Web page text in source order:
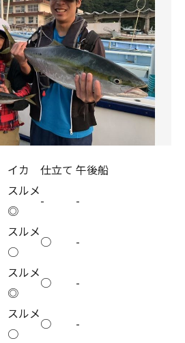
イカ 仕立て 午後船
スルメ
◎
-
-
スルメ
○
○ -
スルメ
◎
○ -
スルメ
○
○ -